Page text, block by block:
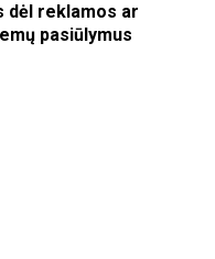
dėl reklamos ar
pasiūlymus